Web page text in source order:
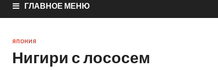
ГЛАВНОЕ МЕНЮ
ЯПОНИЯ
Нигири с лососем